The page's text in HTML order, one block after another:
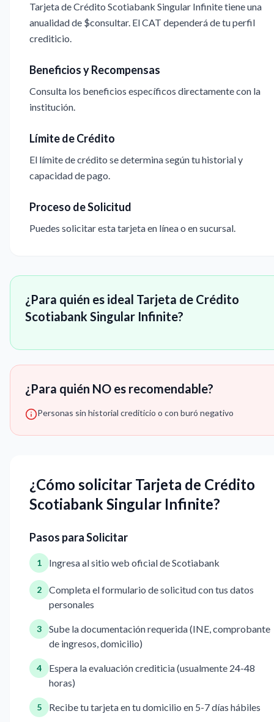
Tarjeta de Crédito Scotiabank Singular Infinite tiene una
anualidad de $consultar. El CAT dependerá de tu perfil
crediticio.
Beneficios y Recompensas
Consulta los beneficios específicos directamente con la
institución.
Límite de Crédito
El límite de crédito se determina según tu historial y
capacidad de pago.
Proceso de Solicitud
Puedes solicitar esta tarjeta en línea o en sucursal.
¿Para quién es ideal Tarjeta de Crédito
Scotiabank Singular Infinite?
¿Para quién NO es recomendable?
Personas sin historial crediticio o con buró negativo
¿Cómo solicitar Tarjeta de Crédito
Scotiabank Singular Infinite?
Pasos para Solicitar
1 Ingresa al sitio web oficial de Scotiabank
2
Completa el formulario de solicitud con tus datos
personales
3
Sube la documentación requerida (INE, comprobante
de ingresos, domicilio)
4
Espera la evaluación crediticia (usualmente 24-48
horas)
5 Recibe tu tarjeta en tu domicilio en 5-7 días hábiles